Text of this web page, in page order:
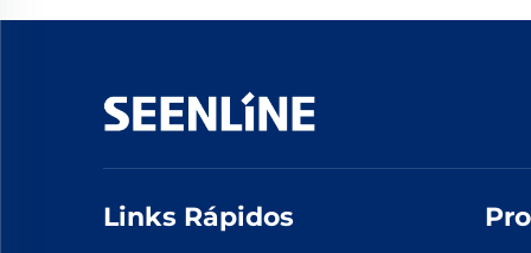
Links Rápidos